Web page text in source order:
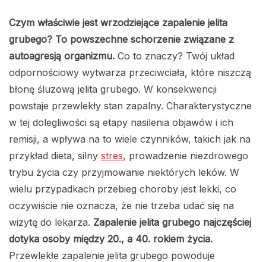
Czym właściwie jest wrzodziejące zapalenie jelita
grubego? To powszechne schorzenie związane z
autoagresją organizmu. Co to znaczy? Twój układ
odpornościowy wytwarza przeciwciała, które niszczą
błonę śluzową jelita grubego. W konsekwencji
powstaje przewlekły stan zapalny. Charakterystyczne
w tej dolegliwości są etapy nasilenia objawów i ich
remisji, a wpływa na to wiele czynników, takich jak na
przykład dieta, silny stres, prowadzenie niezdrowego
trybu życia czy przyjmowanie niektórych leków. W
wielu przypadkach przebieg choroby jest lekki, co
oczywiście nie oznacza, że nie trzeba udać się na
wizytę do lekarza. Zapalenie jelita grubego najczęściej
dotyka osoby między 20., a 40. rokiem życia.
Przewlekłe zapalenie jelita grubego powoduje